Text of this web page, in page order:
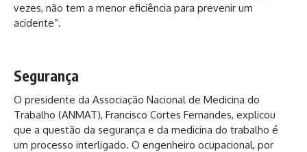
vezes, não tem a menor eficiência para prevenir um
acidente”.
Segurança
O presidente da Associação Nacional de Medicina do
Trabalho (ANMAT), Francisco Cortes Fernandes, explicou
que a questão da segurança e da medicina do trabalho é
um processo interligado. O engenheiro ocupacional, por